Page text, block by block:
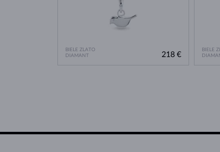
BIELE ZLATO
DIAMANT
218 €
BIELE